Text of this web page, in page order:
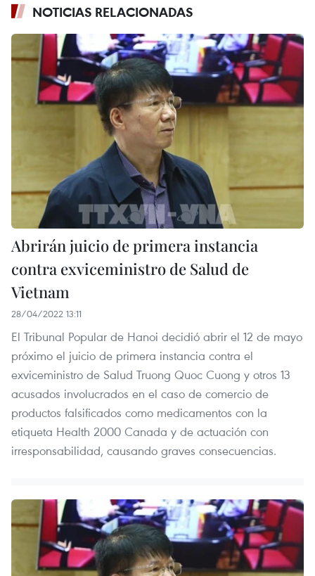
NOTICIAS RELACIONADAS
Abrirán juicio de primera instancia
contra exviceministro de Salud de
Vietnam
28/04/2022 13:11
El Tribunal Popular de Hanoi decidió abrir el 12 de mayo
próximo el juicio de primera instancia contra el
exviceministro de Salud Truong Quoc Cuong y otros 13
acusados involucrados en el caso de comercio de
productos falsificados como medicamentos con la
etiqueta Health 2000 Canada y de actuación con
irresponsabilidad, causando graves consecuencias.